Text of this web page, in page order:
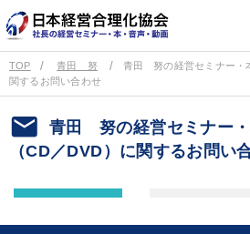
TOP 青田 努
青田 努の経営セミナー・
関するお問い合わせ
email
青田 努の経営セミナー
（CD／DVD）に関するお問い